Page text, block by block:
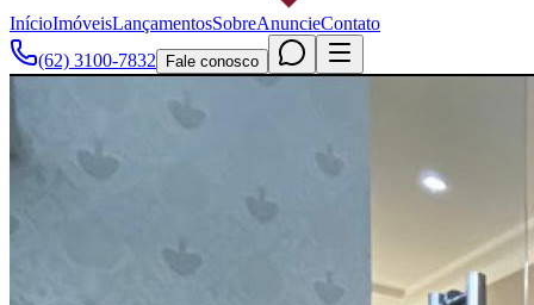
InícioImóveisLançamentosSobreAnuncieContato
(62) 3100-7832
Fale conosco